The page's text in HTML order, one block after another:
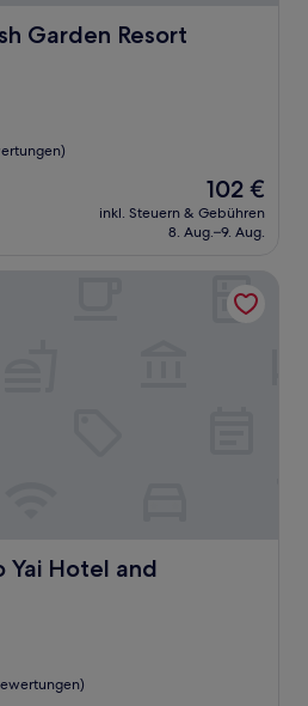
Garden Resort
Resort Khaoyai
Der
Preis
beträgt
102 €
inkl. Steuern & Gebühren
8. Aug.–9. Aug.
Yai Hotel and
and Residence